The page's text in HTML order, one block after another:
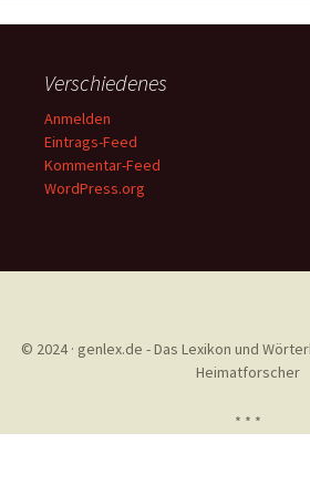
Verschiedenes
Anmelden
Eintrags-Feed
Kommentar-Feed
WordPress.org
© 2024 · genlex.de - Das Lexikon und
Heimatforscher
* * *